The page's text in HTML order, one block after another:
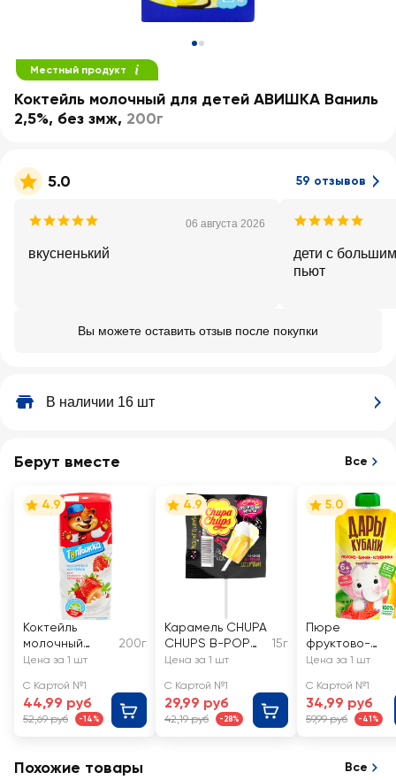
Местный продукт
Коктейль молочный для детей АВИШКА Ваниль
2,5%, без змж, 200г
5.0 59 отзывов
06 августа 2026
вкусненький
дети с
пьют
Вы можете оставить отзыв после покупки
В наличии 16 шт
Берут вместе Все
4.9
Коктейль
молочный
ультрапастери
ТОПТЫЖКА
Клубника со
сливками 3,2%,
200г
Цена за 1 шт
С Картой №1
44,99 руб
52,69 руб -14%
4.9
Карамель CHUPA
CHUPS B-POP
со вкусом
фруктов
15г
Цена за 1 шт
С Картой №1
29,99 руб
42,19 руб -28%
5.0
Пюре
фруктово-
ягодное ДАРЫ
банан и
клубника, с 6
месяцев
Цена за 1 шт
С Картой №1
34,99 руб
59,99 руб -41%
Похожие товары Все